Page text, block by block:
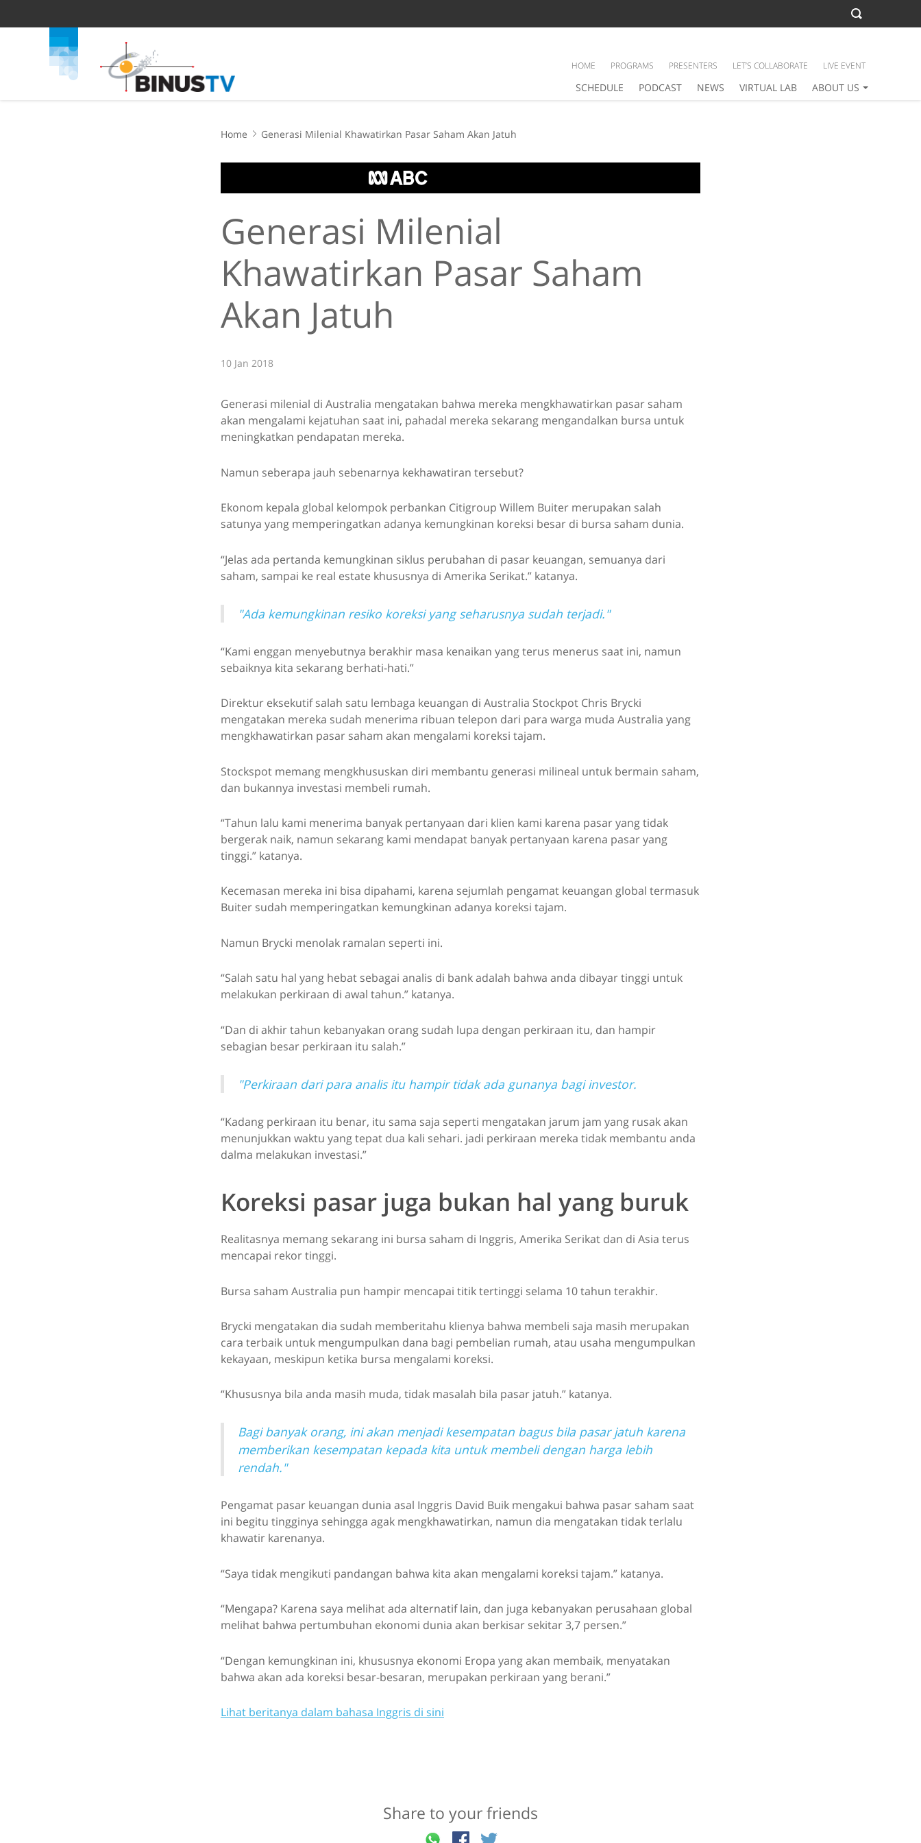
SCHEDULE PODCAST NEWS VIRTUAL LAB ABOUT US
HOME PROGRAMS PRESENTERS LET’S COLLABORATE LIVE EVENT
Home Generasi Milenial Khawatirkan Pasar Saham Akan Jatuh
Generasi Milenial
Khawatirkan Pasar Saham
Akan Jatuh
10 Jan 2018
Generasi milenial di Australia mengatakan bahwa mereka mengkhawatirkan pasar saham
akan mengalami kejatuhan saat ini, pahadal mereka sekarang mengandalkan bursa untuk
meningkatkan pendapatan mereka.
Namun seberapa jauh sebenarnya kekhawatiran tersebut?
Ekonom kepala global kelompok perbankan Citigroup Willem Buiter merupakan salah
satunya yang memperingatkan adanya kemungkinan koreksi besar di bursa saham dunia.
“Jelas ada pertanda kemungkinan siklus perubahan di pasar keuangan, semuanya dari
saham, sampai ke real estate khususnya di Amerika Serikat.” katanya.
"Ada kemungkinan resiko koreksi yang seharusnya sudah terjadi."
“Kami enggan menyebutnya berakhir masa kenaikan yang terus menerus saat ini, namun
sebaiknya kita sekarang berhati-hati.”
Direktur eksekutif salah satu lembaga keuangan di Australia Stockpot Chris Brycki
mengatakan mereka sudah menerima ribuan telepon dari para warga muda Australia yang
mengkhawatirkan pasar saham akan mengalami koreksi tajam.
Stockspot memang mengkhususkan diri membantu generasi milineal untuk bermain saham,
dan bukannya investasi membeli rumah.
“Tahun lalu kami menerima banyak pertanyaan dari klien kami karena pasar yang tidak
bergerak naik, namun sekarang kami mendapat banyak pertanyaan karena pasar yang
tinggi.” katanya.
Kecemasan mereka ini bisa dipahami, karena sejumlah pengamat keuangan global termasuk
Buiter sudah memperingatkan kemungkinan adanya koreksi tajam.
Namun Brycki menolak ramalan seperti ini.
“Salah satu hal yang hebat sebagai analis di bank adalah bahwa anda dibayar tinggi untuk
melakukan perkiraan di awal tahun.” katanya.
“Dan di akhir tahun kebanyakan orang sudah lupa dengan perkiraan itu, dan hampir
sebagian besar perkiraan itu salah.”
"Perkiraan dari para analis itu hampir tidak ada gunanya bagi investor.
“Kadang perkiraan itu benar, itu sama saja seperti mengatakan jarum jam yang rusak akan
menunjukkan waktu yang tepat dua kali sehari. jadi perkiraan mereka tidak membantu anda
dalma melakukan investasi.”
Koreksi pasar juga bukan hal yang buruk
Realitasnya memang sekarang ini bursa saham di Inggris, Amerika Serikat dan di Asia terus
mencapai rekor tinggi.
Bursa saham Australia pun hampir mencapai titik tertinggi selama 10 tahun terakhir.
Brycki mengatakan dia sudah memberitahu klienya bahwa membeli saja masih merupakan
cara terbaik untuk mengumpulkan dana bagi pembelian rumah, atau usaha mengumpulkan
kekayaan, meskipun ketika bursa mengalami koreksi.
“Khususnya bila anda masih muda, tidak masalah bila pasar jatuh.” katanya.
Bagi banyak orang, ini akan menjadi kesempatan bagus bila pasar jatuh karena
memberikan kesempatan kepada kita untuk membeli dengan harga lebih
rendah."
Pengamat pasar keuangan dunia asal Inggris David Buik mengakui bahwa pasar saham saat
ini begitu tingginya sehingga agak mengkhawatirkan, namun dia mengatakan tidak terlalu
khawatir karenanya.
“Saya tidak mengikuti pandangan bahwa kita akan mengalami koreksi tajam.” katanya.
“Mengapa? Karena saya melihat ada alternatif lain, dan juga kebanyakan perusahaan global
melihat bahwa pertumbuhan ekonomi dunia akan berkisar sekitar 3,7 persen.”
“Dengan kemungkinan ini, khususnya ekonomi Eropa yang akan membaik, menyatakan
bahwa akan ada koreksi besar-besaran, merupakan perkiraan yang berani.”
Lihat beritanya dalam bahasa Inggris di sini
Share to your friends